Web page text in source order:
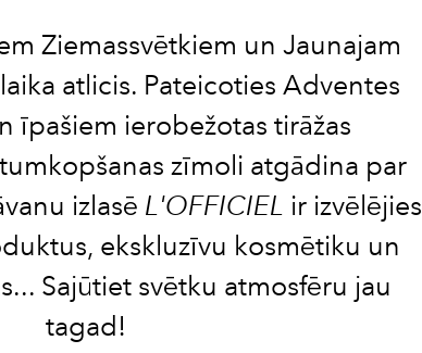
Ziemassvētkiem un Jaunajam
atlicis. Pateicoties Adventes
īpašiem ierobežotas tirāžas
zīmoli atgādina par
izlasē L'OFFICIEL ir izvēlējies
ekskluzīvu kosmētiku un
Sajūtiet svētku atmosfēru jau
tagad!